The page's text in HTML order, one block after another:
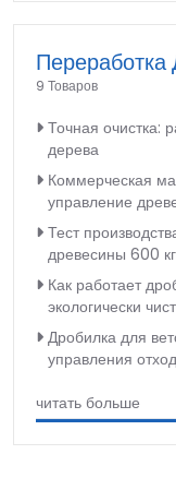
9 Товаров
Точная очистка:
дерева
Коммерческая
управление
Тест
древесины 600
Как работает
экологически
Дробилка для
управления
читать больше